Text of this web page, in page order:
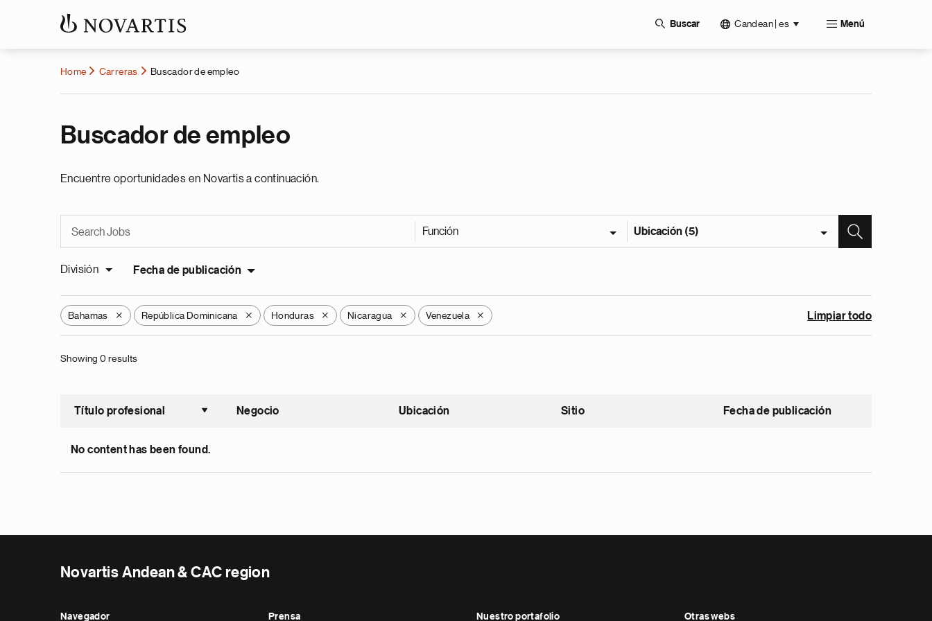
Buscar Candean | es Menú
Home Carreras Buscador de empleo
Buscador de empleo
Encuentre oportunidades en Novartis a continuación.
Función Ubicación (5)
División Fecha de publicación
Bahamas X República Dominicana X Honduras X Nicaragua X Venezuela X Limpiar todo
Showing 0 results
Título profesional
Ordenar ascendente
Negocio Ubicación Sitio Fecha de publicación
No content has been found.
Novartis Andean & CAC region
Navegador Prensa Nuestro portafolio Otras webs